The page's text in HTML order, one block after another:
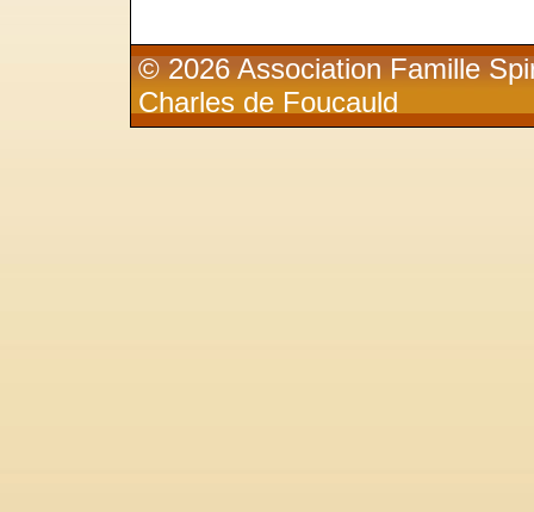
© 2026 Association Famille
Charles de Foucauld